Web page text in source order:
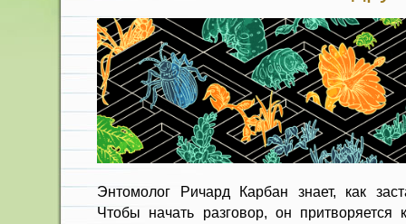
Энтомолог Ричард Карбан знает, как
Чтобы начать разговор, он притворяется